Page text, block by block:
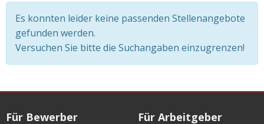
Es konnten leider keine passenden Stellenangebote
gefunden werden.
Versuchen Sie bitte die Suchangaben einzugrenzen!
Für Bewerber Für Arbeitgeber